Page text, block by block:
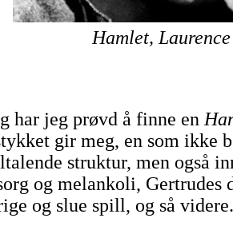
Hamlet,
har jeg prøvd å finne en
gir meg, en som ikke
struktur, men også
og melankoli, Gertrudes
og slue spill, og så videre.